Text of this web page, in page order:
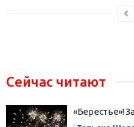
Сейчас читают
«Берестье»!